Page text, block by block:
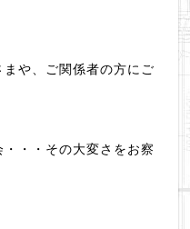
まや、ご関係者の方にご
・・その大変さをお察